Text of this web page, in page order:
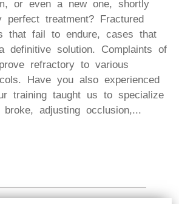
or even a new one, shortly
perfect treatment? Fractured
that fail to endure, cases that
definitive solution. Complaints of
refractory to various
Have you also experienced
training taught us to specialize
adjusting occlusion,...